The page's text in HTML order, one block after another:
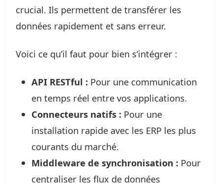
crucial. Ils permettent de transférer les
données rapidement et sans erreur.
Voici ce qu’il faut pour bien s’intégrer :
API RESTful : Pour une communication
en temps réel entre vos applications.
Connecteurs natifs : Pour une
installation rapide avec les ERP les plus
courants du marché.
Middleware de synchronisation : Pour
centraliser les flux de données